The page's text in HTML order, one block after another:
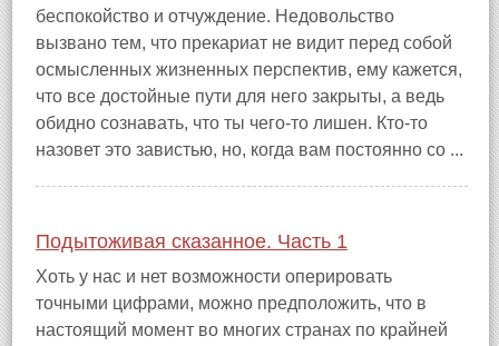
беспокойство и отчуждение. Недовольство
вызвано тем, что прекариат не видит перед собой
осмысленных жизненных перспектив, ему кажется,
что все достойные пути для него закрыты, а ведь
обидно сознавать, что ты чего‑то лишен. Кто‑то
назовет это завистью, но, когда вам постоянно со ...
Подытоживая сказанное. Часть 1
Хоть у нас и нет возможности оперировать
точными цифрами, можно предположить, что в
настоящий момент во многих странах по крайней